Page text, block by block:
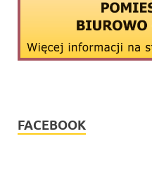
FACEBOOK